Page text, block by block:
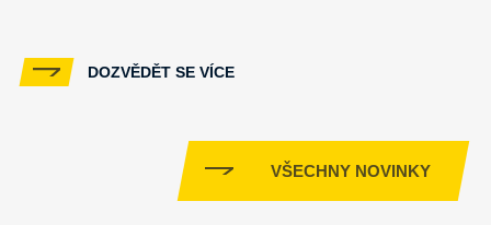
DOZVĚDĚT SE VÍCE
VŠECHNY NOVINKY